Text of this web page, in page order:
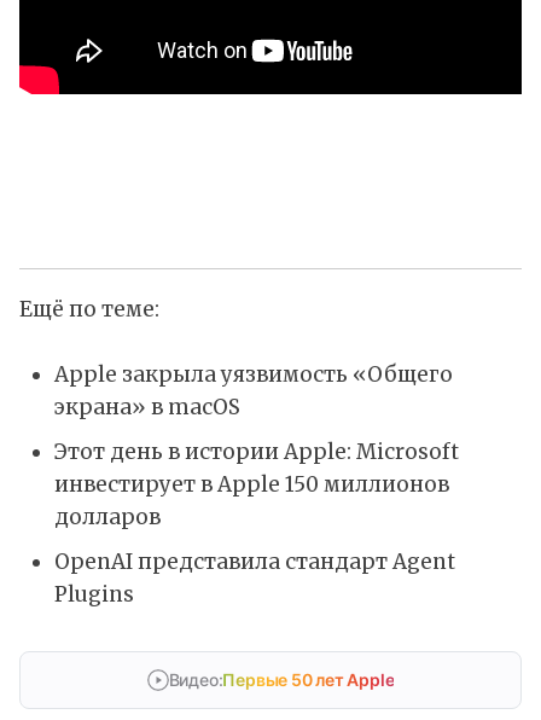
Ещё по теме:
Apple закрыла уязвимость «Общего
экрана» в macOS
Этот день в истории Apple: Microsoft
инвестирует в Apple 150 миллионов
долларов
OpenAI представила стандарт Agent
Plugins
Видео:Первые 50 лет Apple